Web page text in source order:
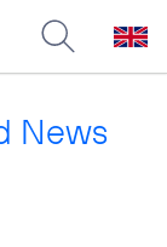
News